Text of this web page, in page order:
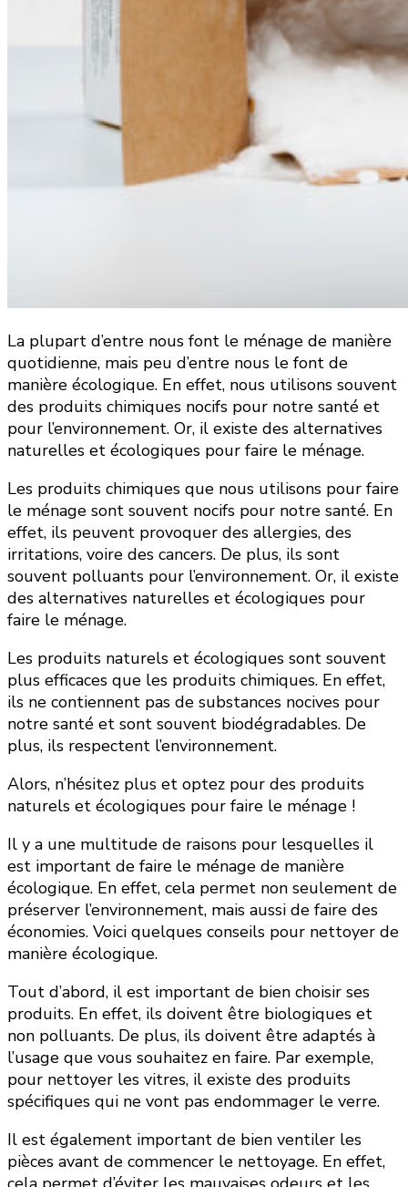
La plupart d’entre nous font le ménage de manière
quotidienne, mais peu d’entre nous le font de
manière écologique. En effet, nous utilisons souvent
des produits chimiques nocifs pour notre santé et
pour l’environnement. Or, il existe des alternatives
naturelles et écologiques pour faire le ménage.
Les produits chimiques que nous utilisons pour faire
le ménage sont souvent nocifs pour notre santé. En
effet, ils peuvent provoquer des allergies, des
irritations, voire des cancers. De plus, ils sont
souvent polluants pour l’environnement. Or, il existe
des alternatives naturelles et écologiques pour
faire le ménage.
Les produits naturels et écologiques sont souvent
plus efficaces que les produits chimiques. En effet,
ils ne contiennent pas de substances nocives pour
notre santé et sont souvent biodégradables. De
plus, ils respectent l’environnement.
Alors, n’hésitez plus et optez pour des produits
naturels et écologiques pour faire le ménage !
Il y a une multitude de raisons pour lesquelles il
est important de faire le ménage de manière
écologique. En effet, cela permet non seulement de
préserver l’environnement, mais aussi de faire des
économies. Voici quelques conseils pour nettoyer de
manière écologique.
Tout d’abord, il est important de bien choisir ses
produits. En effet, ils doivent être biologiques et
non polluants. De plus, ils doivent être adaptés à
l’usage que vous souhaitez en faire. Par exemple,
pour nettoyer les vitres, il existe des produits
spécifiques qui ne vont pas endommager le verre.
Il est également important de bien ventiler les
pièces avant de commencer le nettoyage. En effet,